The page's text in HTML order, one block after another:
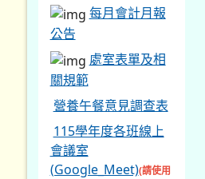
每月會計月報
公告
處室表單及相
關規範
營養午餐意見調查表
115學年度各班線上
會議室
(Google_Meet)(請使用